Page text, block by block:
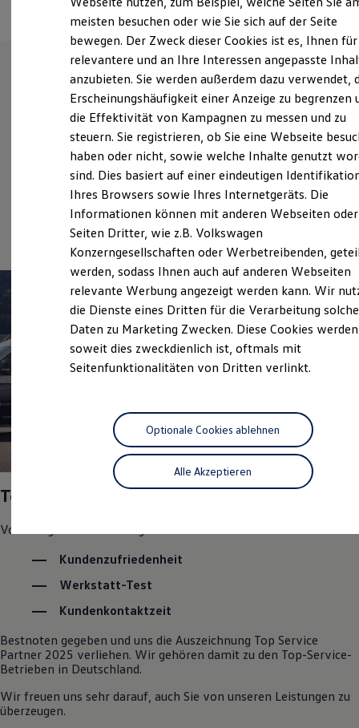
Ersatzfahrzeuge
Notdienst und Pannenhilfe
Software, Konnektivität & Apps
California App
VW Connect für Ihren Transporter/Caravelle
VW Connect für Ihren Amarok
VW Connect für andere Modelle
Fleet Interface Data
Multistop Pathfinder
Übersicht Software Updates
Digitales Bordbuch
Fahrerassistenz- und Sicherheitssysteme
Kontrollleuchten
Kurzfahrprofile und Ölverdünnung
Batterieverordnung
XTL-Dieselkraftstoff
Ersatzteile und Betriebsflüssigkeiten
Original Zubehör und Lifestyle Produkte
myVolkswagen
myVolkswagen Business
Elektrisch & Autonom
Unser Ansatz
Reichweitensimulator
Ladezeitensimulator
Ladelösungen für Privatkunden
Ladelösungen für Gewerbekunden
Wallbox und Ladekabel
Bidirektionales Laden
Fördermöglichkeiten für Gewerbekunden
Autonomes Fahren
Online Beratung
California Welt
California Club
California Magazin & Ratgeber
Vanlife
Ratgeber
Routen & Reisen
California Reisen & Erlebnisse
California App
California Lifestyle & Zubehör
Unsere Leistungenim
Überblick
Service
Volkswagen Economy
Service
Top Service Partner 2025
Volkswagen
Kundenzufriedenheit
Werkstatt-Test
Kundenkontaktzeit
Bestnoten gegeben und uns die Auszeichnung Top Service
Partner 2025 verliehen. Wir gehören damit zu den Top-Service-
Betrieben in Deutschland.
Wir freuen uns sehr darauf, auch Sie von unseren Leistungen zu
überzeugen.
meisten besuchen oder wie Sie sich auf der Seite
bewegen. Der Zweck dieser Cookies ist es, Ihnen für
relevantere und an Ihre Interessen angepasste
anzubieten. Sie werden außerdem dazu verwendet,
Erscheinungshäufigkeit einer Anzeige zu begrenzen
die Effektivität von Kampagnen zu messen und zu
steuern. Sie registrieren, ob Sie eine Webseite
haben oder nicht, sowie welche Inhalte genutzt
sind. Dies basiert auf einer eindeutigen
Ihres Browsers sowie Ihres Internetgeräts. Die
Informationen können mit anderen Webseiten oder
Seiten Dritter, wie z.B. Volkswagen
Konzerngesellschaften oder Werbetreibenden,
werden, sodass Ihnen auch auf anderen Webseiten
relevante Werbung angezeigt werden kann. Wir
die Dienste eines Dritten für die Verarbeitung
Daten zu Marketing Zwecken. Diese Cookies
soweit dies zweckdienlich ist, oftmals mit
Seitenfunktionalitäten von Dritten verlinkt.
Alle Akzeptieren
Optionale Cookies ablehnen